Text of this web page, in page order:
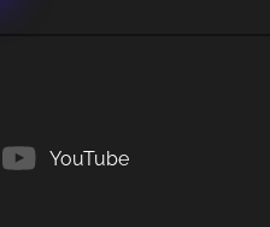
YouTube